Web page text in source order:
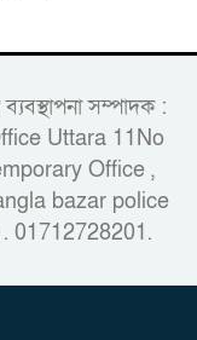
সম্পাদক :
Uttara 11No
Office ,
bazar police
01712728201.